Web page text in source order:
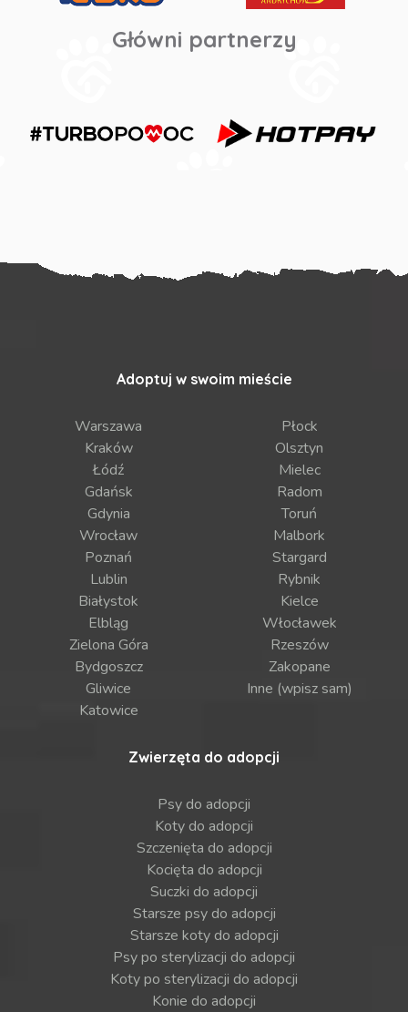
Główni partnerzy
Adoptuj w swoim mieście
Warszawa
Kraków
Łódź
Gdańsk
Gdynia
Wrocław
Poznań
Lublin
Białystok
Elbląg
Zielona Góra
Bydgoszcz
Gliwice
Katowice
Płock
Olsztyn
Mielec
Radom
Toruń
Malbork
Stargard
Rybnik
Kielce
Włocławek
Rzeszów
Zakopane
Inne (wpisz sam)
Zwierzęta do adopcji
Psy do adopcji
Koty do adopcji
Szczenięta do adopcji
Kocięta do adopcji
Suczki do adopcji
Starsze psy do adopcji
Starsze koty do adopcji
Psy po sterylizacji do adopcji
Koty po sterylizacji do adopcji
Konie do adopcji